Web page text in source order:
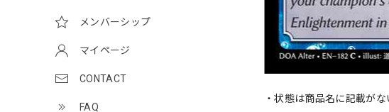
メンバーシップ
マイページ
CONTACT
FAQ
・状態は商品名に記載が